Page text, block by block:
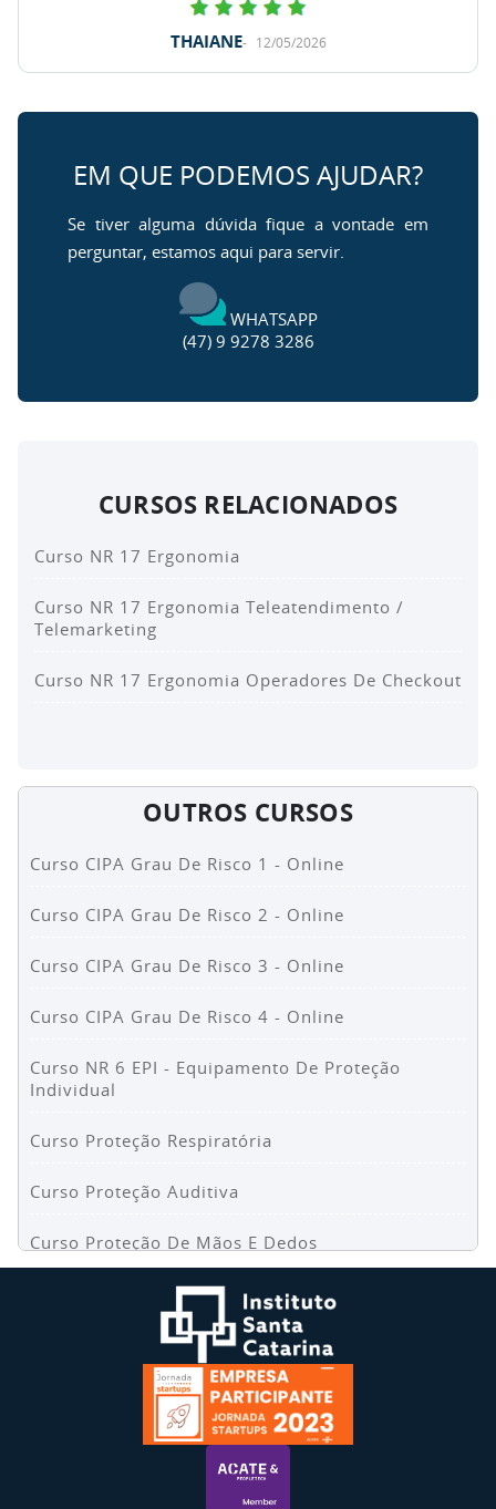
THAIANE 12/05/2026
EM QUE PODEMOS AJUDAR?
Se tiver alguma dúvida fique a vontade em
perguntar, estamos aqui para servir.
WHATSAPP
(47) 9 9278 3286
CURSOS RELACIONADOS
Curso NR 17 Ergonomia
Curso NR 17 Ergonomia Teleatendimento /
Telemarketing
Curso NR 17 Ergonomia Operadores De Checkout
OUTROS CURSOS
Curso CIPA Grau De Risco 1 - Online
Curso CIPA Grau De Risco 2 - Online
Curso CIPA Grau De Risco 3 - Online
Curso CIPA Grau De Risco 4 - Online
Curso NR 6 EPI - Equipamento De Proteção
Individual
Curso Proteção Respiratória
Curso Proteção Auditiva
Curso Proteção De Mãos E Dedos
Curso NR 1 Riscos Psicossociais No Trabalho Para
Curso NR 1 Riscos Psicossociais No Trabalho Para
Curso NR 1 Integração Em Segurança Do Trabalho